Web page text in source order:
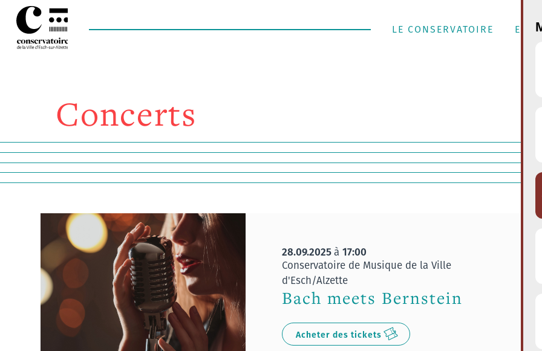
LE CONSERVATOIRE
Concerts
28.09.2025à 17:00
Conservatoire de Musique de la Ville
d'Esch/Alzette
Bach meets Bernstein
Acheter des tickets